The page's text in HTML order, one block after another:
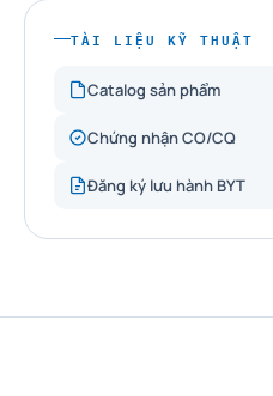
TÀI LIỆU KỸ THUẬT
Catalog sản phẩm
Chứng nhận CO/CQ
Đăng ký lưu hành BYT